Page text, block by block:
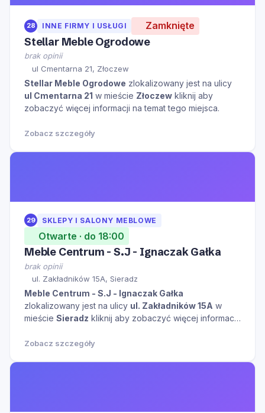
28 INNE FIRMY I USŁUGI Zamknięte
Stellar Meble Ogrodowe
brak opinii
ul Cmentarna 21, Złoczew
Stellar Meble Ogrodowe zlokalizowany jest na ulicy
ul Cmentarna 21 w mieście Złoczew kliknij aby
zobaczyć więcej informacji na temat tego miejsca.
Zobacz szczegóły
29 SKLEPY I SALONY MEBLOWE
Otwarte · do 18:00
Meble Centrum - S.J - Ignaczak Gałka
brak opinii
ul. Zakładników 15A, Sieradz
Meble Centrum - S.J - Ignaczak Gałka
zlokalizowany jest na ulicy ul. Zakładników 15A w
mieście Sieradz kliknij aby zobaczyć więcej informacji
Zobacz szczegóły